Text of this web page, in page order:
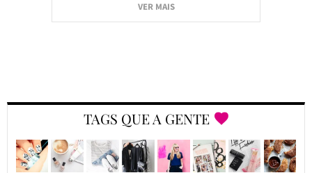
VER MAIS
TAGS QUE A GENTE